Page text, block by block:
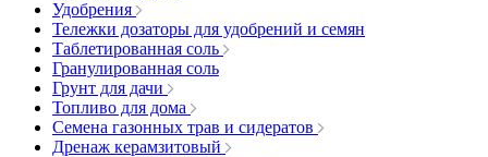
Удобрения
Тележки дозаторы для удобрений и семян
Таблетированная соль
Гранулированная соль
Грунт для дачи
Топливо для дома
Семена газонных трав и сидератов
Дренаж керамзитовый